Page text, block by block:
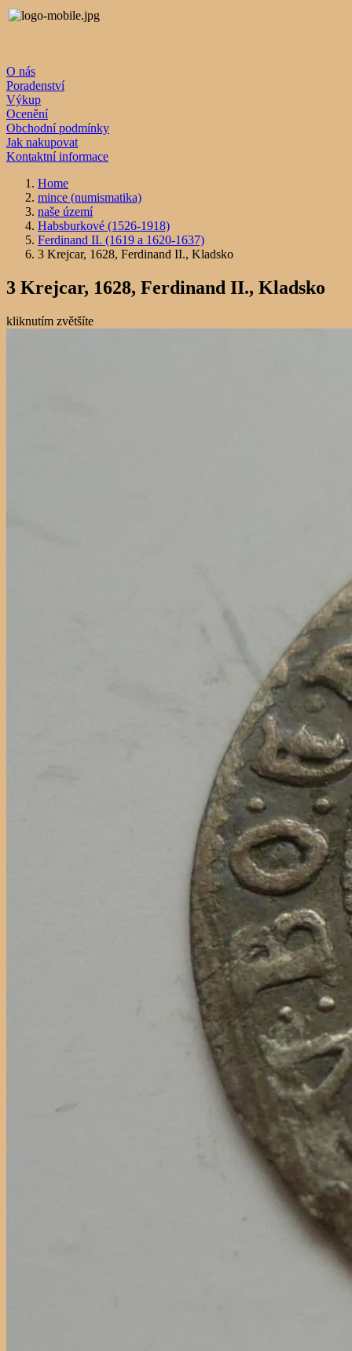
O nás
Poradenství
Výkup
Ocenění
Obchodní podmínky
Jak nakupovat
Kontaktní informace
Home
mince (numismatika)
naše území
Habsburkové (1526-1918)
Ferdinand II. (1619 a 1620-1637)
3 Krejcar, 1628, Ferdinand II., Kladsko
3 Krejcar, 1628, Ferdinand II., Kladsko
kliknutím zvětšíte